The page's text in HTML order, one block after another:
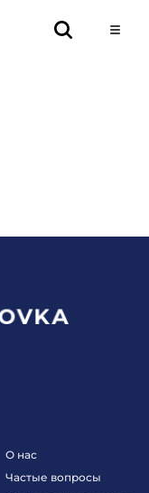
О нас
Частые вопросы